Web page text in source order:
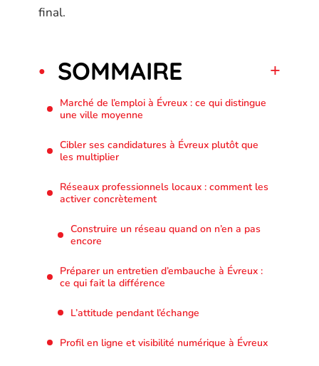
final.
SOMMAIRE
Marché de l’emploi à Évreux : ce qui distingue
une ville moyenne
Cibler ses candidatures à Évreux plutôt que
les multiplier
Réseaux professionnels locaux : comment les
activer concrètement
Construire un réseau quand on n’en a pas
encore
Préparer un entretien d’embauche à Évreux :
ce qui fait la différence
L’attitude pendant l’échange
Profil en ligne et visibilité numérique à Évreux